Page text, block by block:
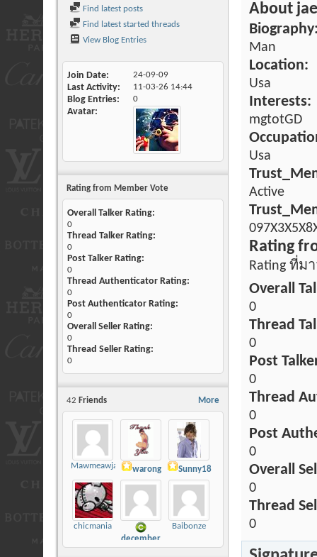
Find latest posts
Find latest started threads
View Blog Entries
Join Date 24-09-09
Last Activity 11-03-26 14:44
Blog Entries 0
Avatar
Rating from Member Vote
Overall Talker Rating:
0
Thread Talker Rating:
0
Post Talker Rating:
0
Thread Authenticator Rating:
0
Post Authenticator Rating:
0
Overall Seller Rating:
0
Thread Seller Rating:
0
More
42 Friends
Mawmeawja warong Sunny18
chicmania
december
Baibonze
About
Man
Location:
Usa
Interests:
mgtotGD
Usa
Active
Rating
Rating ที่ม
Overall
0
Thread
0
Post
0
Thread
0
Post
0
Overall
0
Thread
0